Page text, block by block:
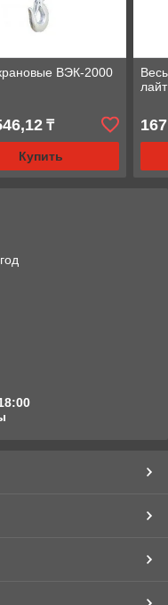
ВЭК-2000
₸
Купить
лайт